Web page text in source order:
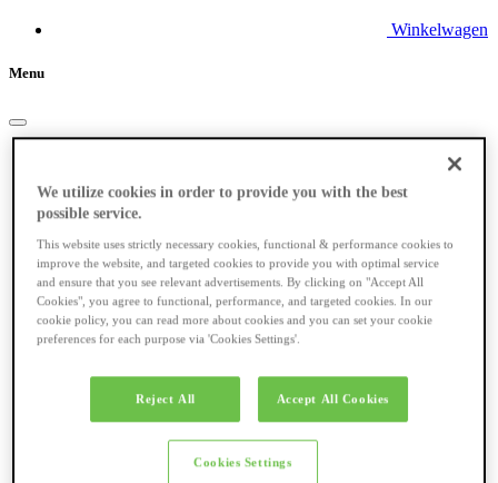
Winkelwagen
Menu
We utilize cookies in order to provide you with the best
possible service.
This website uses strictly necessary cookies, functional & performance cookies to
improve the website, and targeted cookies to provide you with optimal service
and ensure that you see relevant advertisements. By clicking on "Accept All
Cookies", you agree to functional, performance, and targeted cookies. In our
cookie policy, you can read more about cookies and you can set your cookie
preferences for each purpose via 'Cookies Settings'.
Reject All Accept All Cookies
Cookies Settings